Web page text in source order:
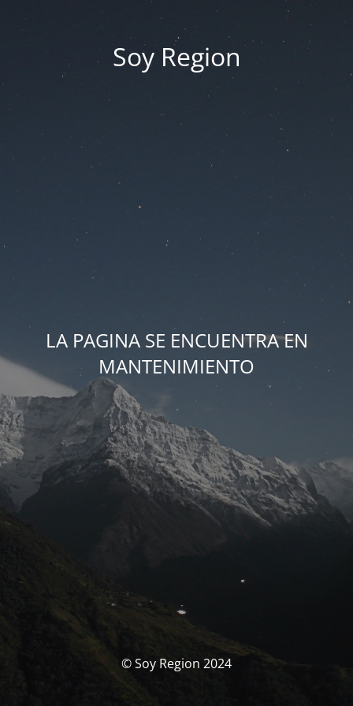
Soy Region
LA PAGINA SE ENCUENTRA EN
MANTENIMIENTO
© Soy Region 2024